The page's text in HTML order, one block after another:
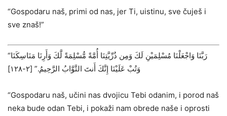
“Gospodaru naš, primi od nas, jer Ti, uistinu, sve čuješ i
sve znaš!”
“رَبَّنَا وَاجْعَلْنَا مُسْلِمَيْنِ لَكَ وَمِن ذُرِّيَّتِنَا أُمَّةً مُّسْلِمَةً لَّكَ وَأَرِنَا مَنَاسِكَنَا
وَتُبْ عَلَيْنَا إِنَّكَ أَنتَ التَّوَّابُ الرَّحِيمُ.” ‌[٢-١٢٨]
“Gospodaru naš, učini nas dvojicu Tebi odanim, i porod naš
neka bude odan Tebi, i pokaži nam obrede naše i oprosti